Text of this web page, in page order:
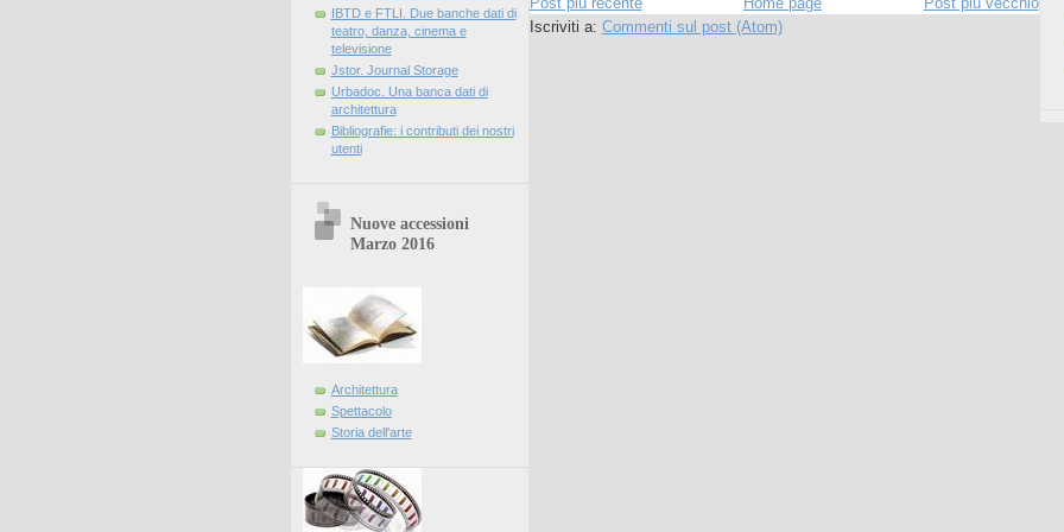
IBTD e FTLI. Due banche dati di
teatro, danza, cinema e
televisione
Jstor. Journal Storage
Urbadoc. Una banca dati di
architettura
Bibliografie: i contributi dei nostri
utenti
Nuove accessioni
Marzo 2016
Architettura
Spettacolo
Storia dell'arte
Iscriviti a: Commenti sul post (Atom)